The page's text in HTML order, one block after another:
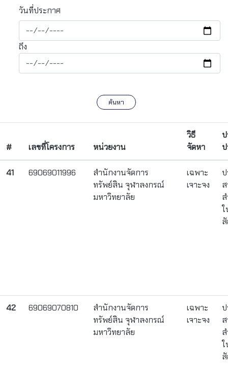
วันที่ประกาศ
ถึง
ค้นหา
# เลขที่โครงการ หน่วยงาน
วิธี
จัดหา
ป
41 69069011996
สำนักงานจัดการ
ทรัพย์สิน จุฬาลงกรณ์
มหาวิทยาลัย
เฉพาะ
เจาะจง
42 69069070810
สำนักงานจัดการ
ทรัพย์สิน จุฬาลงกรณ์
มหาวิทยาลัย
เฉพาะ
เจาะจง